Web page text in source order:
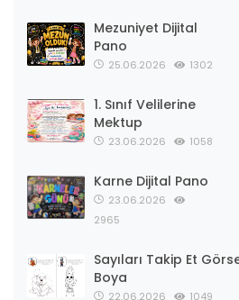
Mezuniyet Dijital
Pano
25.06.2026 1302
1. Sınıf Velilerine
Mektup
23.06.2026 1058
Karne Dijital Pano
23.06.2026
2965
Sayıları Takip Et
Boya
22.06.2026 1049